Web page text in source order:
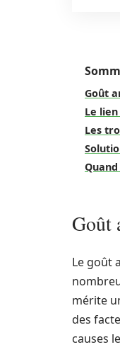
Goût
Le
Les
Goût
Le goût
mérite
des
causes